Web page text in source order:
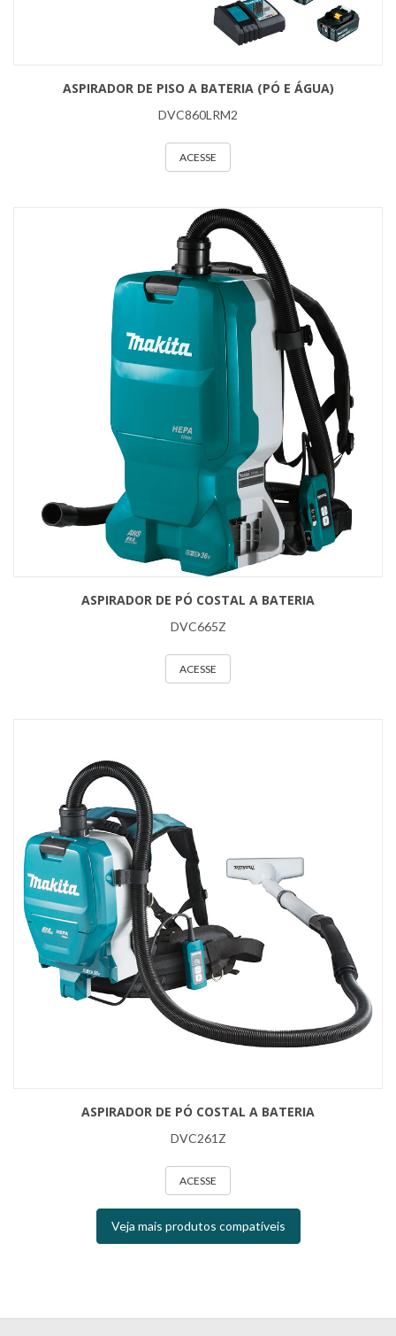
ASPIRADOR DE PISO A BATERIA (PÓ E ÁGUA)
DVC860LRM2
ACESSE
ASPIRADOR DE PÓ COSTAL A BATERIA
DVC665Z
ACESSE
ASPIRADOR DE PÓ COSTAL A BATERIA
DVC261Z
ACESSE
Veja mais produtos compatíveis